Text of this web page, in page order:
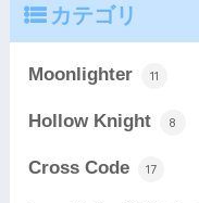
カテゴリ
Moonlighter 11
Hollow Knight 8
Cross Code 17